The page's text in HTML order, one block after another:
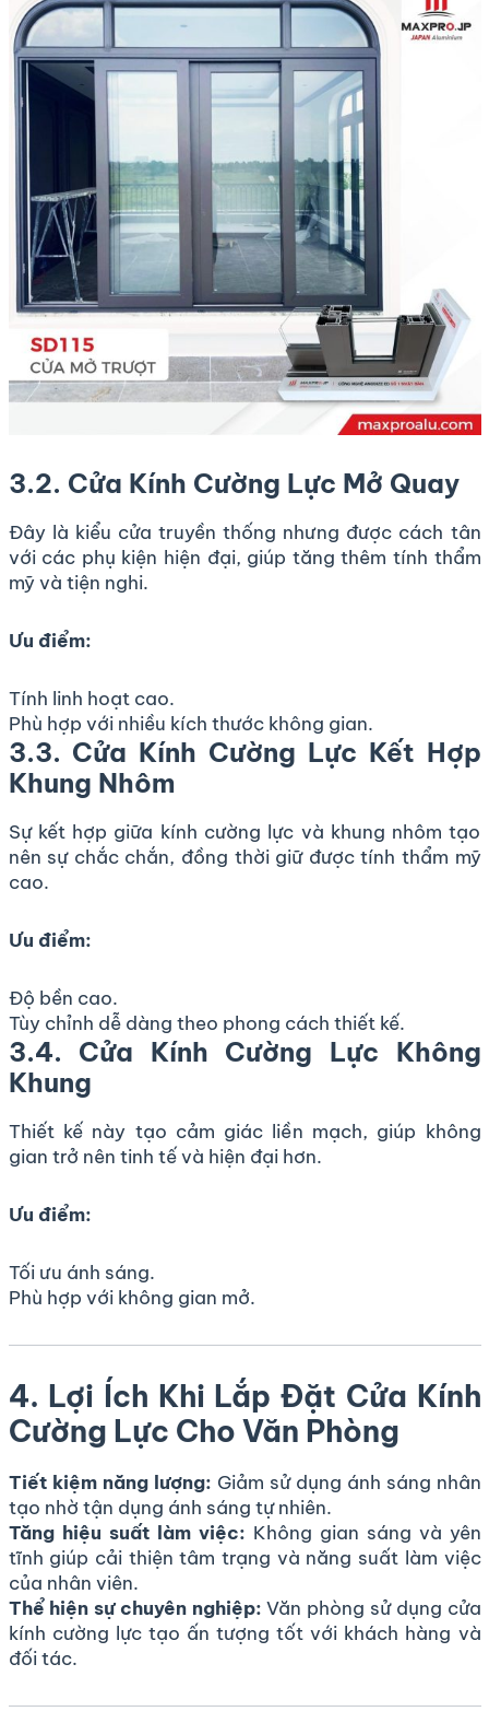
3.2. Cửa Kính Cường Lực Mở Quay
Đây là kiểu cửa truyền thống nhưng được cách tân
với các phụ kiện hiện đại, giúp tăng thêm tính thẩm
mỹ và tiện nghi.
Ưu điểm:
Tính linh hoạt cao.
Phù hợp với nhiều kích thước không gian.
3.3. Cửa Kính Cường Lực Kết Hợp
Khung Nhôm
Sự kết hợp giữa kính cường lực và khung nhôm tạo
nên sự chắc chắn, đồng thời giữ được tính thẩm mỹ
cao.
Ưu điểm:
Độ bền cao.
Tùy chỉnh dễ dàng theo phong cách thiết kế.
3.4. Cửa Kính Cường Lực Không
Khung
Thiết kế này tạo cảm giác liền mạch, giúp không
gian trở nên tinh tế và hiện đại hơn.
Ưu điểm:
Tối ưu ánh sáng.
Phù hợp với không gian mở.
4. Lợi Ích Khi Lắp Đặt Cửa Kính
Cường Lực Cho Văn Phòng
Tiết kiệm năng lượng: Giảm sử dụng ánh sáng nhân
tạo nhờ tận dụng ánh sáng tự nhiên.
Tăng hiệu suất làm việc: Không gian sáng và yên
tĩnh giúp cải thiện tâm trạng và năng suất làm việc
của nhân viên.
Thể hiện sự chuyên nghiệp: Văn phòng sử dụng cửa
kính cường lực tạo ấn tượng tốt với khách hàng và
đối tác.